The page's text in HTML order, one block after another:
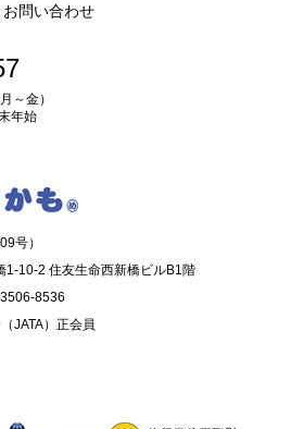
問い合わせ
～金）
年始
号）
10-2 住友生命西新橋ビルB1階
8536
JATA）正会員